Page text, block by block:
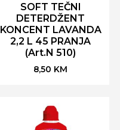
SOFT TEČNI
DETERDŽENT
KONCENT LAVANDA
2,2 L 45 PRANJA
(Art.N 510)
8,50 KM